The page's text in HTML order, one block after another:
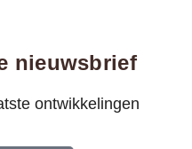
nieuwsbrief
ontwikkelingen